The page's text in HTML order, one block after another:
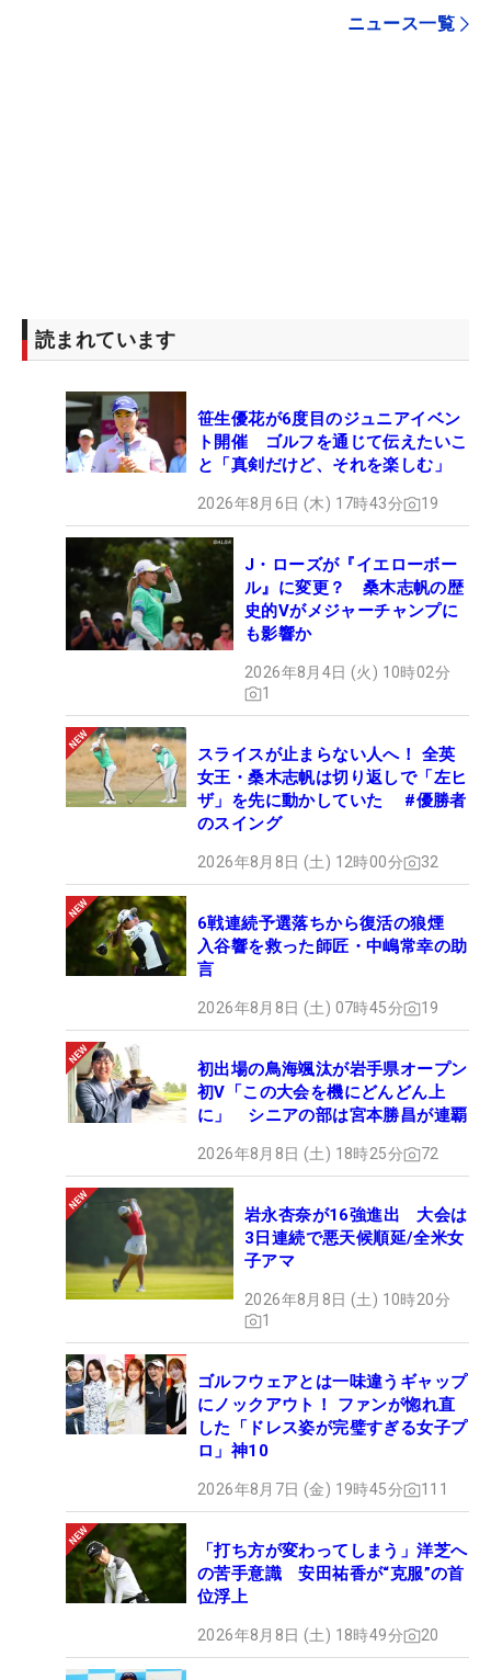
ニュース一覧
読まれています
笹生優花が6度目のジュニアイベン
ト開催 ゴルフを通じて伝えたいこ
と「真剣だけど、それを楽しむ」
2026年8月6日 (木) 17時43分 19
J・ローズが『イエローボー
ル』に変更？ 桑木志帆の歴
史的Vがメジャーチャンプに
も影響か
2026年8月4日 (火) 10時02分
1
スライスが止まらない人へ！ 全英
女王・桑木志帆は切り返しで「左ヒ
ザ」を先に動かしていた #優勝者
のスイング
2026年8月8日 (土) 12時00分 32
6戦連続予選落ちから復活の狼煙
入谷響を救った師匠・中嶋常幸の助
言
2026年8月8日 (土) 07時45分 19
初出場の鳥海颯汰が岩手県オープン
初V「この大会を機にどんどん上
に」 シニアの部は宮本勝昌が連覇
2026年8月8日 (土) 18時25分 72
岩永杏奈が16強進出 大会は
3日連続で悪天候順延/全米女
子アマ
2026年8月8日 (土) 10時20分
1
ゴルフウェアとは一味違うギャップ
にノックアウト！ ファンが惚れ直
した「ドレス姿が完璧すぎる女子プ
ロ」神10
2026年8月7日 (金) 19時45分 111
「打ち方が変わってしまう」洋芝へ
の苦手意識 安田祐香が“克服”の首
位浮上
2026年8月8日 (土) 18時49分 20